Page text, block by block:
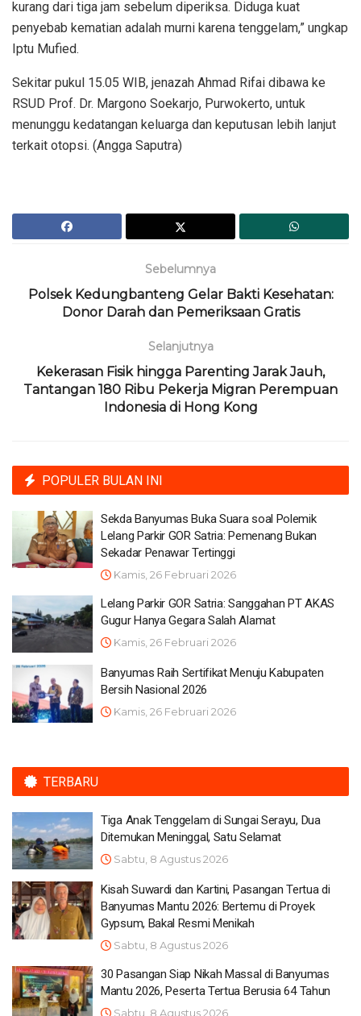
kurang dari tiga jam sebelum diperiksa. Diduga kuat
penyebab kematian adalah murni karena tenggelam,” ungkap
Iptu Mufied.
Sekitar pukul 15.05 WIB, jenazah Ahmad Rifai dibawa ke
RSUD Prof. Dr. Margono Soekarjo, Purwokerto, untuk
menunggu kedatangan keluarga dan keputusan lebih lanjut
terkait otopsi. (Angga Saputra)
Sebelumnya
Polsek Kedungbanteng Gelar Bakti Kesehatan:
Donor Darah dan Pemeriksaan Gratis
Selanjutnya
Kekerasan Fisik hingga Parenting Jarak Jauh,
Tantangan 180 Ribu Pekerja Migran Perempuan
Indonesia di Hong Kong
POPULER BULAN INI
Sekda Banyumas Buka Suara soal Polemik
Lelang Parkir GOR Satria: Pemenang Bukan
Sekadar Penawar Tertinggi
Kamis, 26 Februari 2026
Lelang Parkir GOR Satria: Sanggahan PT AKAS
Gugur Hanya Gegara Salah Alamat
Kamis, 26 Februari 2026
Banyumas Raih Sertifikat Menuju Kabupaten
Bersih Nasional 2026
Kamis, 26 Februari 2026
TERBARU
Tiga Anak Tenggelam di Sungai Serayu, Dua
Ditemukan Meninggal, Satu Selamat
Sabtu, 8 Agustus 2026
Kisah Suwardi dan Kartini, Pasangan Tertua di
Banyumas Mantu 2026: Bertemu di Proyek
Gypsum, Bakal Resmi Menikah
Sabtu, 8 Agustus 2026
30 Pasangan Siap Nikah Massal di Banyumas
Mantu 2026, Peserta Tertua Berusia 64 Tahun
Sabtu, 8 Agustus 2026